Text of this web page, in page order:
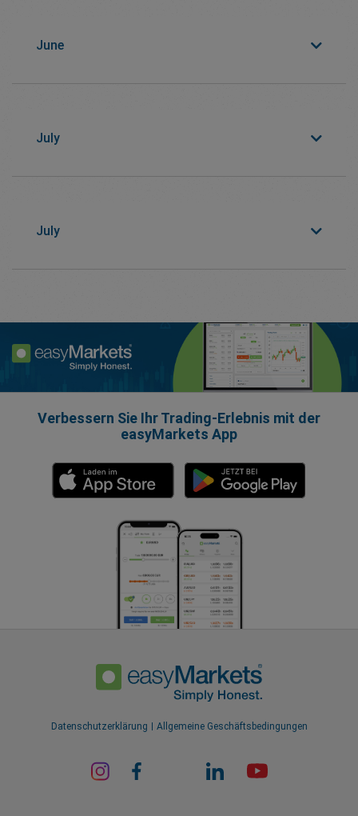
June
July
July
Verbessern Sie Ihr Trading-Erlebnis mit der
easyMarkets App
Datenschutzerklärung Allgemeine Geschäftsbedingungen